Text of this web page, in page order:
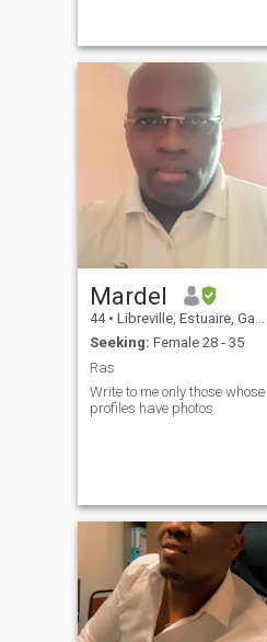
Mardel
44 • Libreville, Estuaire, Gabon
Seeking: Female 28 - 35
Ras
Write to me only those whose
profiles have photos